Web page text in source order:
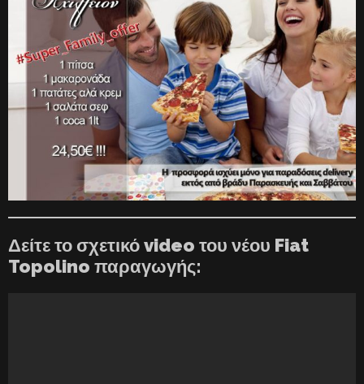
Δείτε το σχετικό video του νέου Fiat
Topolino παραγωγής: